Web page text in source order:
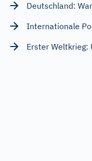
Deutschland:
Internationale
Erster Weltkrieg: